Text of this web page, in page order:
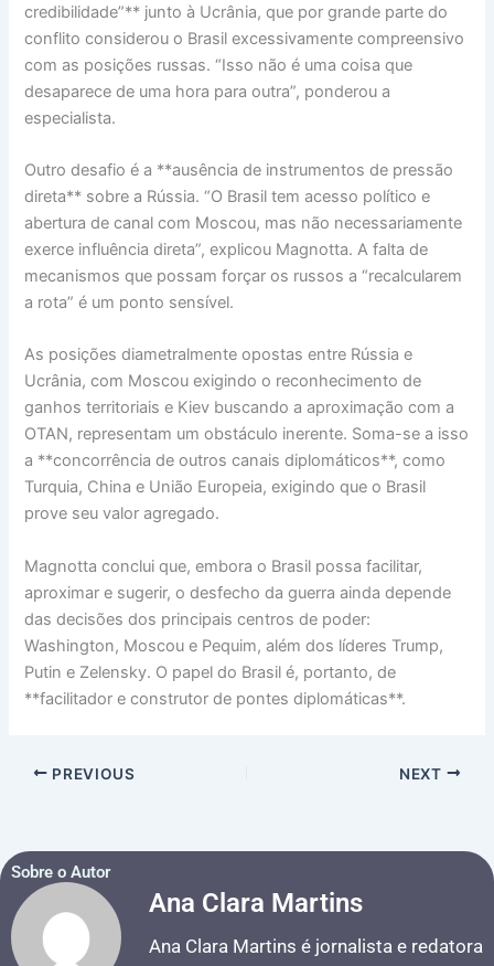
credibilidade”** junto à Ucrânia, que por grande parte do
conflito considerou o Brasil excessivamente compreensivo
com as posições russas. “Isso não é uma coisa que
desaparece de uma hora para outra”, ponderou a
especialista.
Outro desafio é a **ausência de instrumentos de pressão
direta** sobre a Rússia. “O Brasil tem acesso político e
abertura de canal com Moscou, mas não necessariamente
exerce influência direta”, explicou Magnotta. A falta de
mecanismos que possam forçar os russos a “recalcularem
a rota” é um ponto sensível.
As posições diametralmente opostas entre Rússia e
Ucrânia, com Moscou exigindo o reconhecimento de
ganhos territoriais e Kiev buscando a aproximação com a
OTAN, representam um obstáculo inerente. Soma-se a isso
a **concorrência de outros canais diplomáticos**, como
Turquia, China e União Europeia, exigindo que o Brasil
prove seu valor agregado.
Magnotta conclui que, embora o Brasil possa facilitar,
aproximar e sugerir, o desfecho da guerra ainda depende
das decisões dos principais centros de poder:
Washington, Moscou e Pequim, além dos líderes Trump,
Putin e Zelensky. O papel do Brasil é, portanto, de
**facilitador e construtor de pontes diplomáticas**.
PREVIOUS NEXT
Sobre o Autor
Ana Clara Martins
Ana Clara Martins é jornalista e redatora